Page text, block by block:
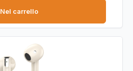
Nel carrello